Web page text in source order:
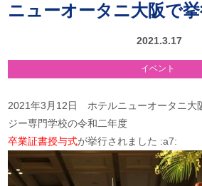
ニューオータニ大阪で
2021.3.17
イベント
2021年3月12日 ホテルニューオータニ大
ジー専門学校の令和二年度
卒業証書授与式が挙行されました :a7: